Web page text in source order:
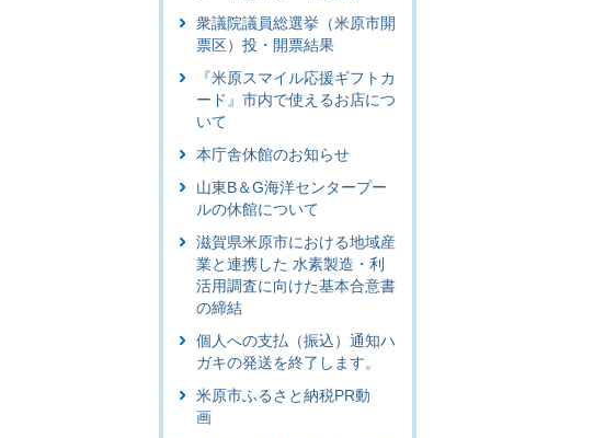
衆議院議員総選挙（米原市開
票区）投・開票結果
『米原スマイル応援ギフトカ
ード』市内で使えるお店につ
いて
本庁舎休館のお知らせ
山東B＆G海洋センタープー
ルの休館について
滋賀県米原市における地域産
業と連携した 水素製造・利
活用調査に向けた基本合意書
の締結
個人への支払（振込）通知ハ
ガキの発送を終了します。
米原市ふるさと納税PR動
画